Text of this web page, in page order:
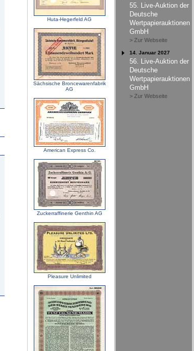
Huta-Hegerfeld AG
Sächsische Broncewarenfabrik
AG
American Express Co.
Zuckerraffinerie Genthin AG
Pleasure Unlimited
55. Live-Auktion der
Deutsche
Wertpapierauktionen
GmbH
> Zur Webseite
14. Januar 2027
56. Live-Auktion der
Deutsche
Wertpapierauktionen
GmbH
> Zur Webseite